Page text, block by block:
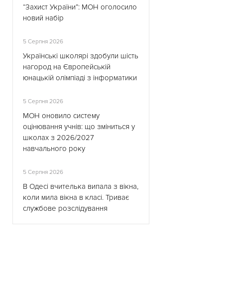
“Захист України”: МОН оголосило
новий набір
5 Серпня 2026
Українські школярі здобули шість
нагород на Європейській
юнацькій олімпіаді з інформатики
5 Серпня 2026
МОН оновило систему
оцінювання учнів: що зміниться у
школах з 2026/2027
навчального року
5 Серпня 2026
В Одесі вчителька випала з вікна,
коли мила вікна в класі. Триває
службове розслідування